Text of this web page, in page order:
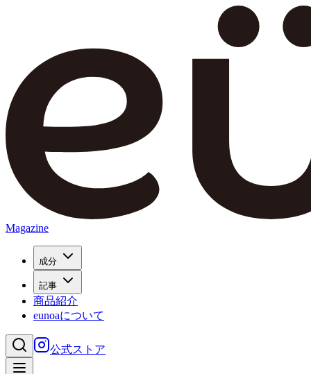
Magazine
成分
記事
商品紹介
eunoaについて
公式ストア